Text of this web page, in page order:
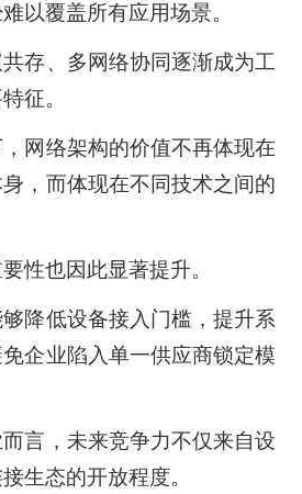
覆盖所有应用场景。
、多网络协同逐渐成为工
征。
络架构的价值不再体现在
，而体现在不同技术之间的
也因此显著提升。
低设备接入门槛，提升系
企业陷入单一供应商锁定模
，未来竞争力不仅来自设
生态的开放程度。